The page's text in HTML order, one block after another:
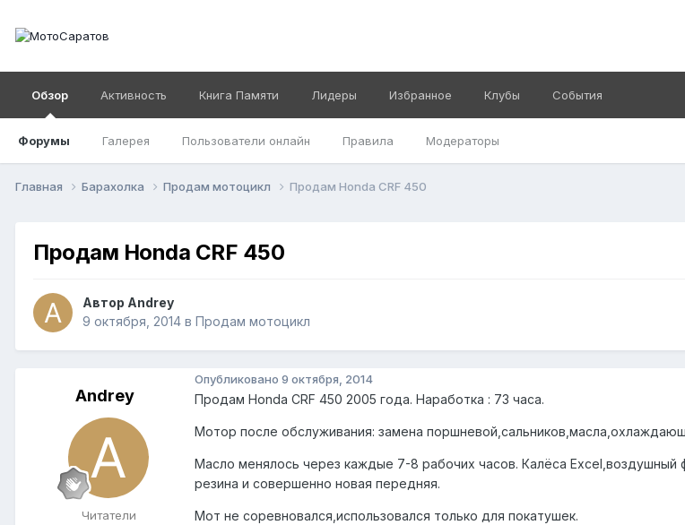
Обзор
Форумы Галерея Пользователи онлайн Правила Модераторы
Активность Книга Памяти Лидеры Избранное Клубы События
Главная Барахолка Продам мотоцикл Продам Honda CRF 450
Продам Honda CRF 450
Автор Andrey
9 октября, 2014 в Продам мотоцикл
Andrey
Читатели
Опубликовано 9 октября, 2014
Продам Honda CRF 450 2005 года. Наработка : 73 часа.
Мотор после обслуживания: замена
Масло менялось через каждые 7-8 рабочих часов. Калёса
резина и совершенно новая передняя.
Мот не соревновался,использовался только для покатушек.